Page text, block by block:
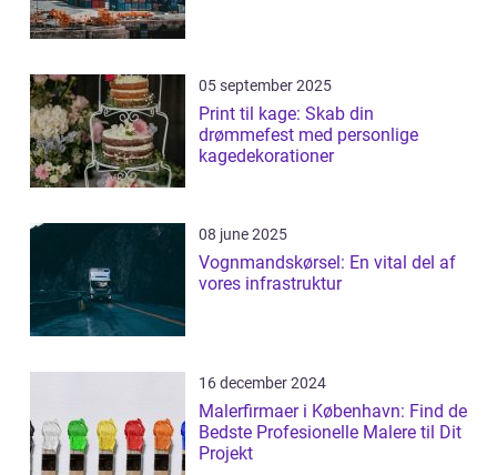
05 september 2025
Print til kage: Skab din
drømmefest med personlige
kagedekorationer
08 june 2025
Vognmandskørsel: En vital del af
vores infrastruktur
16 december 2024
Malerfirmaer i København: Find de
Bedste Profesionelle Malere til Dit
Projekt